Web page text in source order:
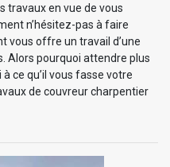
travaux en vue de vous
n’hésitez-pas à faire
vous offre un travail d’une
Alors pourquoi attendre plus
ce qu’il vous fasse votre
de couvreur charpentier